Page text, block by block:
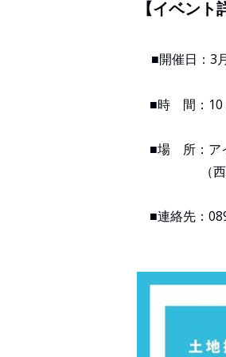
【イベント
■開催日：3
■時 間：10
■場 所：ア
（西条市
■連絡先：